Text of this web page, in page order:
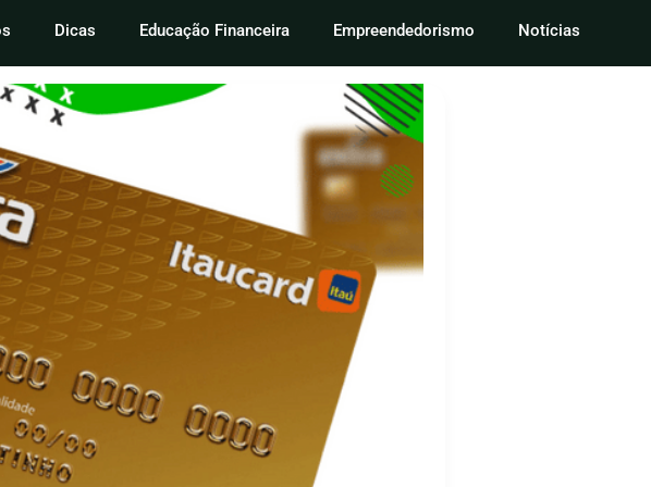
Dicas Educação Financeira Empreendedorismo Notícias